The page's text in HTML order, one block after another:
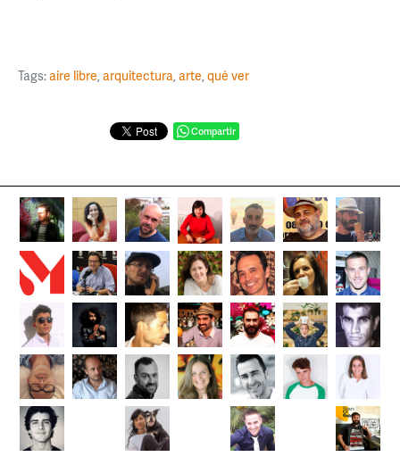
Tags:aire libre,arquitectura,arte,qué ver
Compartir